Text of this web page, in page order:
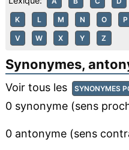
K L M N O P
V W X Y Z
Synonymes,
Voir tous les SYNONYMES
0 synonyme (sens
0 antonyme (sens